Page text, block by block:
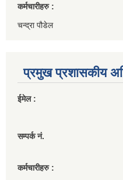
कर्मचारीहरु :
चन्द्रा पौडेल
प्रमुख प्रशासकीय
ईमेल :
सम्पर्क नं.
कर्मचारीहरु :